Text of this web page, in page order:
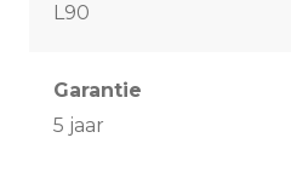
L90
Garantie
5 jaar